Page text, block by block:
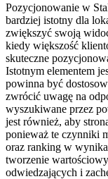
Pozycjonowanie w
bardziej istotny dla
zwiększyć swoją
kiedy większość
skuteczne
Istotnym elementem
powinna być
zwrócić uwagę na
wyszukiwane przez
jest również, aby
ponieważ te czynniki
oraz ranking w
tworzenie
odwiedzających i